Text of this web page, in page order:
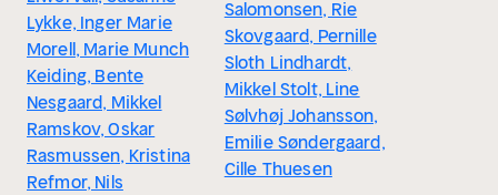
Lykke, Inger Marie
Morell, Marie Munch
Keiding, Bente
Nesgaard, Mikkel
Ramskov, Oskar
Rasmussen, Kristina
Refmor, Nils
Salomonsen, Rie
Skovgaard, Pernille
Sloth Lindhardt,
Mikkel Stolt, Line
Sølvhøj Johansson,
Emilie Søndergaard,
Cille Thuesen